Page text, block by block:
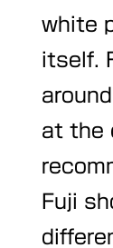
white
itself.
at the
Fuji